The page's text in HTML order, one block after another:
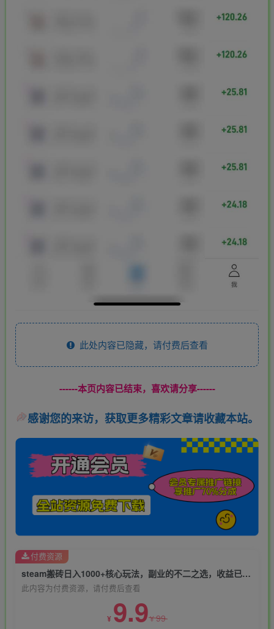
此处内容已隐藏，请付费后查看
------本页内容已结束，喜欢请分享------
感谢您的来访，获取更多精彩文章请收藏本站。
steam搬砖日入1000+核心玩法，副业的不二之选，收益已经十分稳定
此内容为付费资源，请付费后查看
¥ 9.9¥99
付费资源